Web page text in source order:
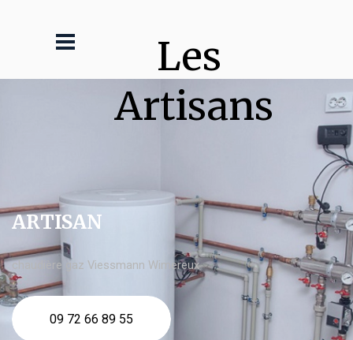
Les
Artisans
ARTISAN
chaudière gaz Viessmann Wimereux
09 72 66 89 55